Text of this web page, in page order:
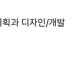
과 디자인/개발